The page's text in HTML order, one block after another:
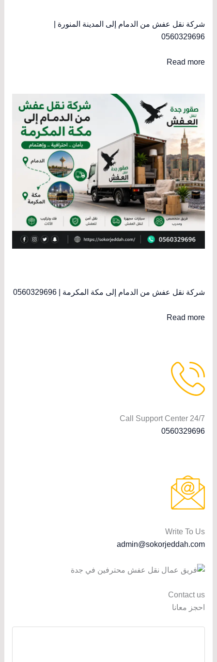
شركة نقل عفش من الدمام إلى المدينة المنورة |
0560329696
Read more
شركة نقل عفش من الدمام إلى مكة المكرمة | 0560329696
Read more
Call Support Center 24/7
0560329696
Write To Us
admin@sokorjeddah.com
Contact us
احجز معانا